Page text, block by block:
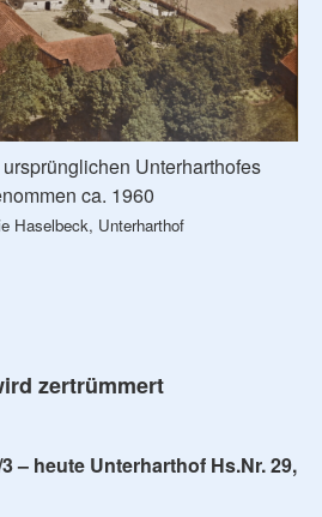
Unterharthofes
ca. 1960
Haselbeck, Unterharthof
zertrümmert
– heute Unterharthof Hs.Nr. 29,